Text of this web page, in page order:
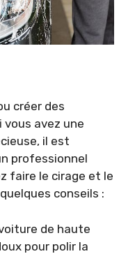
créer des
vous avez une
il est
professionnel
faire le cirage et le
conseils :
de haute
pour polir la